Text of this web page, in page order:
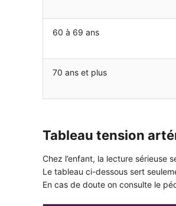
60 à 69 ans
70 ans et plus
Tableau tension
Chez l’enfant, la lecture sérieuse
Le tableau ci-dessous sert
En cas de doute on consulte le